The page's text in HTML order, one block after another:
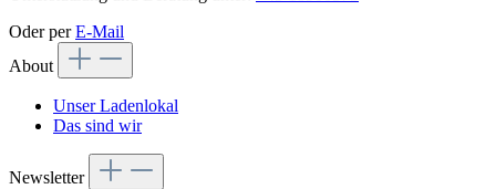
Oder perE-Mail
About
Unser Ladenlokal
Das sind wir
Newsletter